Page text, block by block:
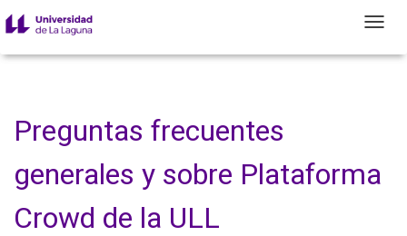
T
Preguntas frecuentes
generales y sobre Plataforma
Crowd de la ULL